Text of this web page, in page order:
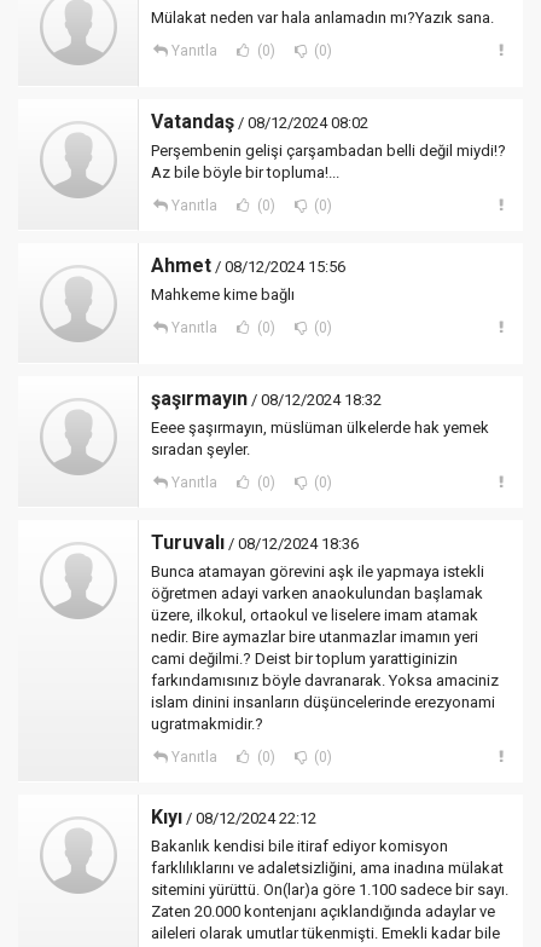
Mülakat neden var hala anlamadın mı?Yazık sana.
Yanıtla (0) (0)
Vatandaş / 08/12/2024 08:02
Perşembenin gelişi çarşambadan belli değil miydi!?
Az bile böyle bir topluma!...
Yanıtla (0) (0)
Ahmet / 08/12/2024 15:56
Mahkeme kime bağlı
Yanıtla (0) (0)
şaşırmayın / 08/12/2024 18:32
Eeee şaşırmayın, müslüman ülkelerde hak yemek
sıradan şeyler.
Yanıtla (0) (0)
Turuvalı / 08/12/2024 18:36
Bunca atamayan görevini aşk ile yapmaya istekli
öğretmen adayi varken anaokulundan başlamak
üzere, ilkokul, ortaokul ve liselere imam atamak
nedir. Bire aymazlar bire utanmazlar imamın yeri
cami değilmi.? Deist bir toplum yarattiginizin
farkındamısınız böyle davranarak. Yoksa amaciniz
islam dinini insanların düşüncelerinde erezyonami
ugratmakmidir.?
Yanıtla (0) (0)
Kıyı / 08/12/2024 22:12
Bakanlık kendisi bile itiraf ediyor komisyon
farklılıklarını ve adaletsizliğini, ama inadına mülakat
sitemini yürüttü. On(lar)a göre 1.100 sadece bir sayı.
Zaten 20.000 kontenjanı açıklandığında adaylar ve
aileleri olarak umutlar tükenmişti. Emekli kadar bile